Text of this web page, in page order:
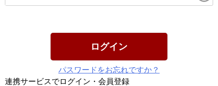
須)
ログイン
パスワードをお忘れですか？
連携サービスでログイン・会員登録